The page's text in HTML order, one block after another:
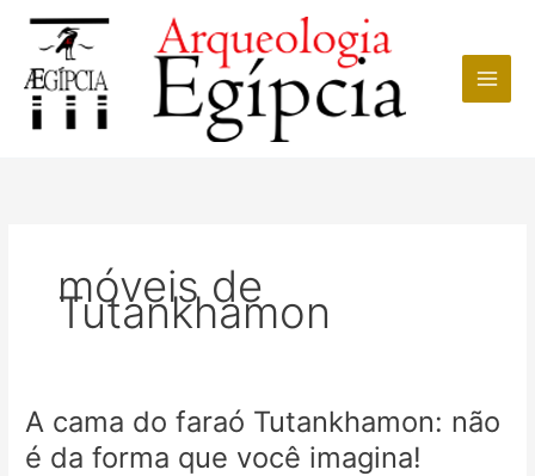
conteúdo
móveis de
Tutankhamon
A cama do faraó Tutankhamon: não
é da forma que você imagina!